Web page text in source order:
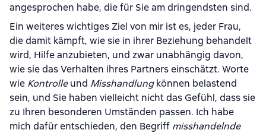
angesprochen habe, die für Sie am dringendsten sind.
Ein weiteres wichtiges Ziel von mir ist es, jeder Frau,
die damit kämpft, wie sie in ihrer Beziehung behandelt
wird, Hilfe anzubieten, und zwar unabhängig davon,
wie sie das Verhalten ihres Partners einschätzt. Worte
wie Kontrolleund Misshandlungkönnen belastend
sein, und Sie haben vielleicht nicht das Gefühl, dass sie
zu Ihren besonderen Umständen passen. Ich habe
mich dafür entschieden, den Begriff misshandelnde